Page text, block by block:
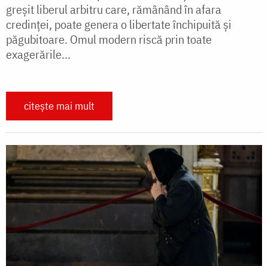
greşit liberul arbitru care, rămânând în afara
credinţei, poate genera o libertate închipuită şi
păgubitoare. Omul modern riscă prin toate
exagerările...
citește mai mult